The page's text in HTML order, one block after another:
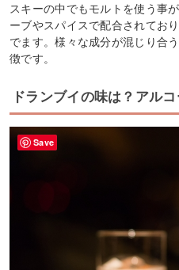
スキーの中でもモルトを使う事
ーブやスパイスで配合されてお
でます。様々な成分が混じり合
徴です。
ドランブイの味は？アル
Save